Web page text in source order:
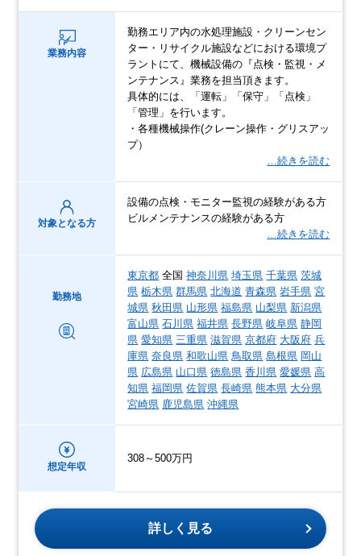
業務内容
勤務エリア内の水処理施設・クリーンセン
ター・リサイクル施設などにおける環境プ
ラントにて、機械設備の『点検・監視・メ
ンテナンス』業務を担当頂きます。
具体的には、「運転」「保守」「点検」
「管理」を行います。
・各種機械操作(クレーン操作・グリスアッ
プ）
…続きを読む
対象となる方
設備の点検・モニター監視の経験がある方
ビルメンテナンスの経験がある方
…続きを読む
勤務地
東京都 全国神奈川県 埼玉県 千葉県 茨城
県 栃木県 群馬県 北海道 青森県 岩手県 宮
城県 秋田県 山形県 福島県 山梨県 新潟県
富山県 石川県 福井県 長野県 岐阜県 静岡
県 愛知県 三重県 滋賀県 京都府 大阪府 兵
庫県 奈良県 和歌山県 鳥取県 島根県 岡山
県 広島県 山口県 徳島県 香川県 愛媛県 高
知県 福岡県 佐賀県 長崎県 熊本県 大分県
宮崎県 鹿児島県 沖縄県
想定年収
308～500万円
詳しく見る